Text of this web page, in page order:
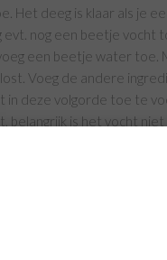
Het deeg is klaar als je
evt. nog een beetje vocht
een beetje water toe.
Voeg de andere
deze volgorde toe te
is het vocht
als je er een bal van
deeg voor +/- 15
het niet meer
bijna doorheen kunt kijken
Op
goed opgebold krijgt